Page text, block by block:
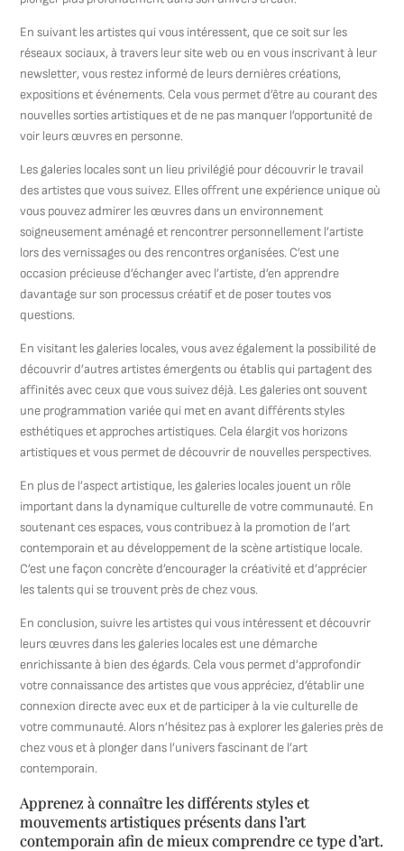
En suivant les artistes qui vous intéressent, que ce soit sur les
réseaux sociaux, à travers leur site web ou en vous inscrivant à leur
newsletter, vous restez informé de leurs dernières créations,
expositions et événements. Cela vous permet d’être au courant des
nouvelles sorties artistiques et de ne pas manquer l’opportunité de
voir leurs œuvres en personne.
Les galeries locales sont un lieu privilégié pour découvrir le travail
des artistes que vous suivez. Elles offrent une expérience unique où
vous pouvez admirer les œuvres dans un environnement
soigneusement aménagé et rencontrer personnellement l’artiste
lors des vernissages ou des rencontres organisées. C’est une
occasion précieuse d’échanger avec l’artiste, d’en apprendre
davantage sur son processus créatif et de poser toutes vos
questions.
En visitant les galeries locales, vous avez également la possibilité de
découvrir d’autres artistes émergents ou établis qui partagent des
affinités avec ceux que vous suivez déjà. Les galeries ont souvent
une programmation variée qui met en avant différents styles
esthétiques et approches artistiques. Cela élargit vos horizons
artistiques et vous permet de découvrir de nouvelles perspectives.
En plus de l’aspect artistique, les galeries locales jouent un rôle
important dans la dynamique culturelle de votre communauté. En
soutenant ces espaces, vous contribuez à la promotion de l’art
contemporain et au développement de la scène artistique locale.
C’est une façon concrète d’encourager la créativité et d’apprécier
les talents qui se trouvent près de chez vous.
En conclusion, suivre les artistes qui vous intéressent et découvrir
leurs œuvres dans les galeries locales est une démarche
enrichissante à bien des égards. Cela vous permet d’approfondir
votre connaissance des artistes que vous appréciez, d’établir une
connexion directe avec eux et de participer à la vie culturelle de
votre communauté. Alors n’hésitez pas à explorer les galeries près de
chez vous et à plonger dans l’univers fascinant de l’art
contemporain.
Apprenez à connaître les différents styles et
mouvements artistiques présents dans l’art
contemporain afin de mieux comprendre ce type d’art.